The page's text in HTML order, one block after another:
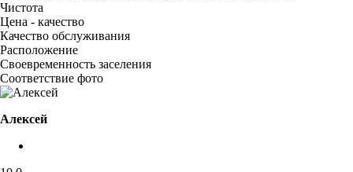
Чистота
Цена - качество
Качество обслуживания
Расположение
Своевременность заселения
Соответствие фото
Алексей